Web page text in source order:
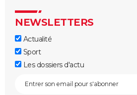
NEWSLETTERS
Actualité
Sport
Les dossiers d'actu